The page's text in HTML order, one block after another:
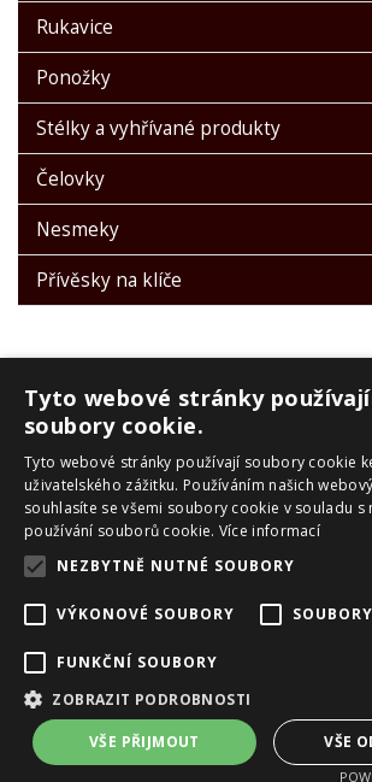
Rukavice
Ponožky
Stélky a vyhřívané produkty
Čelovky
Nesmeky
Přívěsky na klíče
PRO ZÁKAZNÍKY
Obchodní podmínky
Reklamační řád
Zpracování OU
Skialpové pásy Montana
Copyright ©eshop.vanclsport.cz provozováno na
e-shopu
pronájem e-shopu
Tyto webové stránky používají
soubory cookie.
Tyto webové stránky používají soubory cookie
uživatelského zážitku. Používáním našich
souhlasíte se všemi soubory cookie v souladu s
používání souborů cookie. Více informací
NEZBYTNĚ NUTNÉ SOUBORY
VÝKONOVÉ SOUBORY
FUNKČNÍ SOUBORY
ZOBRAZIT PODROBNOSTI
VŠE PŘIJMOUT VŠE